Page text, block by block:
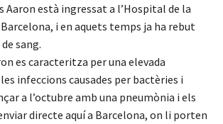
Aaron està ingressat a l’Hospital de la
i en aquets temps ja ha rebut
sang.
es caracteritza per una elevada
infeccions causades per bactèries i
a l’octubre amb una pneumònia i els
directe aquí a Barcelona, on li porten